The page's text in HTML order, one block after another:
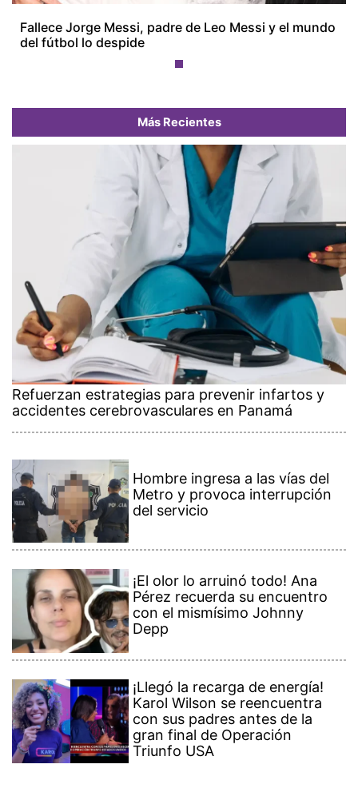
Fallece Jorge Messi, padre de Leo Messi y el mundo
del fútbol lo despide
Más Recientes
Refuerzan estrategias para prevenir infartos y
accidentes cerebrovasculares en Panamá
Hombre ingresa a las vías del
Metro y provoca interrupción
del servicio
¡El olor lo arruinó todo! Ana
Pérez recuerda su encuentro
con el mismísimo Johnny
Depp
¡Llegó la recarga de energía!
Karol Wilson se reencuentra
con sus padres antes de la
gran final de Operación
Triunfo USA